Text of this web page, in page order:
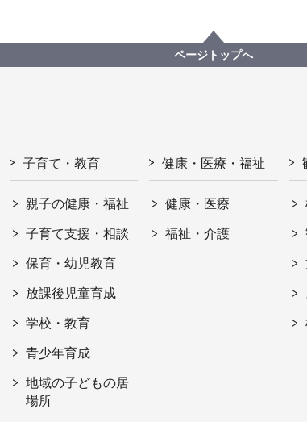
ページトップへ
子育て・教育
親子の健康・福祉
子育て支援・相談
保育・幼児教育
放課後児童育成
学校・教育
青少年育成
地域の子どもの居
場所
健康・医療・福祉
健康・医療
福祉・介護